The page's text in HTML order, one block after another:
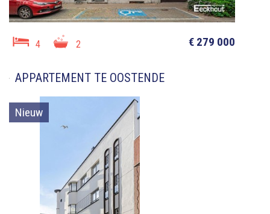
4 2 € 279 000
APPARTEMENT TE OOSTENDE
Nieuw